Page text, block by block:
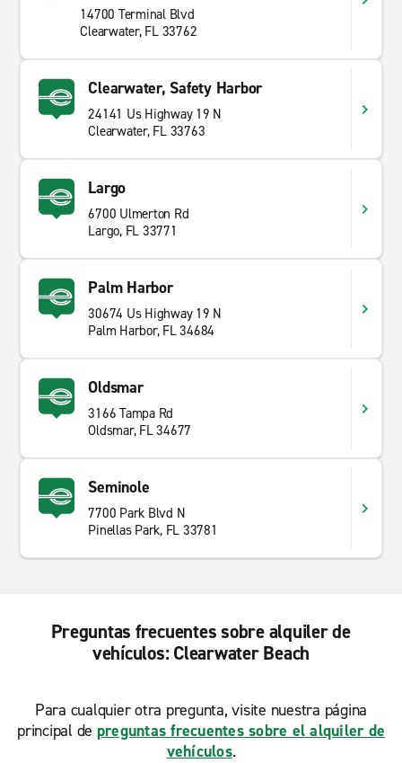
14700 Terminal Blvd
Clearwater, FL 33762
Clearwater, Safety Harbor
24141 Us Highway 19 N
Clearwater, FL 33763
Largo
6700 Ulmerton Rd
Largo, FL 33771
Palm Harbor
30674 Us Highway 19 N
Palm Harbor, FL 34684
Oldsmar
3166 Tampa Rd
Oldsmar, FL 34677
Seminole
7700 Park Blvd N
Pinellas Park, FL 33781
Preguntas frecuentes sobre alquiler de
vehículos: Clearwater Beach
Para cualquier otra pregunta, visite nuestra página
principal de preguntas frecuentes sobre el alquiler de
vehículos.